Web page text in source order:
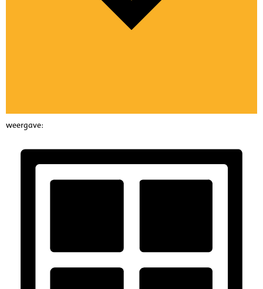
weergave: